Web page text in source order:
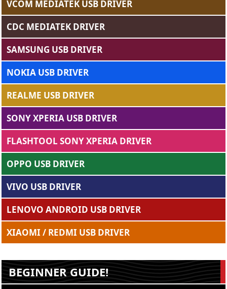
VCOM MEDIATEK USB DRIVER
CDC MEDIATEK DRIVER
SAMSUNG USB DRIVER
NOKIA USB DRIVER
REALME USB DRIVER
SONY XPERIA USB DRIVER
FLASHTOOL SONY XPERIA DRIVER
OPPO USB DRIVER
VIVO USB DRIVER
LENOVO ANDROID USB DRIVER
XIAOMI / REDMI USB DRIVER
BEGINNER GUIDE!